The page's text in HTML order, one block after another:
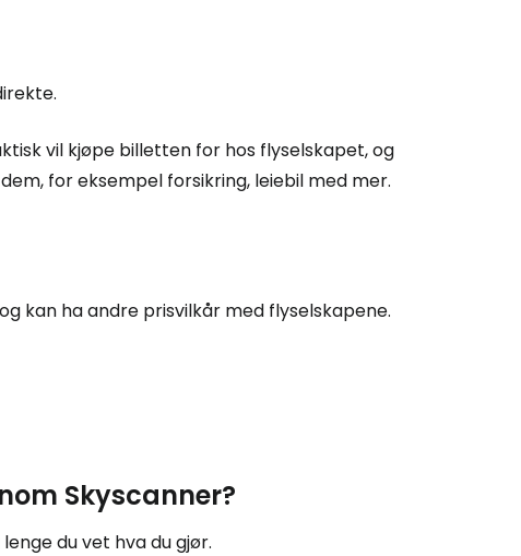
vil kjøpe billetten for hos flyselskapet, og
for eksempel forsikring, leiebil med mer.
kan ha andre prisvilkår med flyselskapene.
Skyscanner?
du vet hva du gjør.